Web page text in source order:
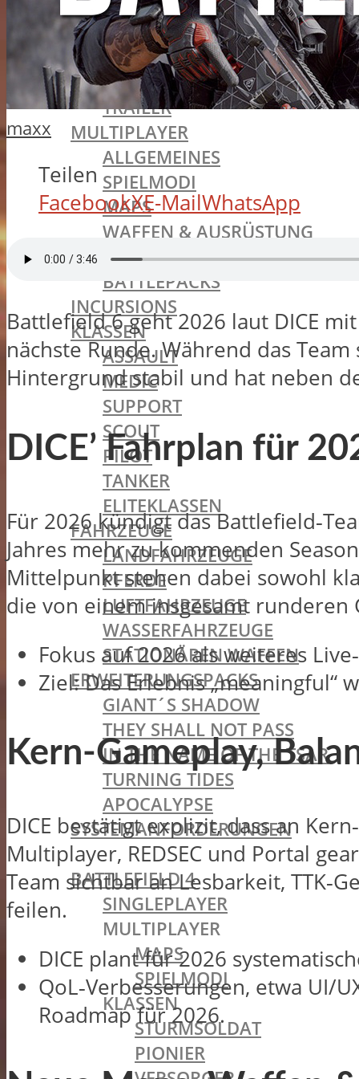
BATTLEFIELD 1
SINGLEPLAYER
ALLGEMEINES
MISSIONEN
TRAILER
MULTIPLAYER
ALLGEMEINES
SPIELMODI
MAPS
WAFFEN & AUSRÜSTUNG
MEDAILLEN
BATTLEPACKS
INCURSIONS
KLASSEN
ASSAULT
MEDIC
SUPPORT
SCOUT
PILOT
TANKER
ELITEKLASSEN
FAHRZEUGE
LANDFAHRZEUGE
PFERDE
LUFTFAHRZEUGE
WASSERFAHRZEUGE
STATIONÄREN WAFFEN
ERWEITERUNGSPACKS
GIANT´S SHADOW
THEY SHALL NOT PASS
IN THE NAME OF THE TSAR
TURNING TIDES
APOCALYPSE
SYSTEMANFORDERUNGEN
BATTLEFIELD OLDIES
BATTLEFIELD 4
SINGLEPLAYER
MULTIPLAYER
MAPS
SPIELMODI
KLASSEN
STURMSOLDAT
PIONIER
maxx
Teilen
FacebookXE-MailWhatsApp
Battlefield 6 geht 2026 laut DICE
nächste Runde. Während das
Hintergrund stabil und hat neben
DICE’ Fahrplan für
Für 2026 kündigt das
Jahres mehr zu kommenden
Mittelpunkt stehen dabei sowohl
die von einem insgesamt
Fokus auf 2026 als weiteres
Ziel: Das Erlebnis
Kern-Gameplay,
DICE bestätigt explizit, dass an
Multiplayer, REDSEC und Portal
Team sichtbar an Lesbarkeit,
feilen.​
DICE plant für 2026
QoL‑Verbesserungen, etwa UI/
Roadmap für 2026.​